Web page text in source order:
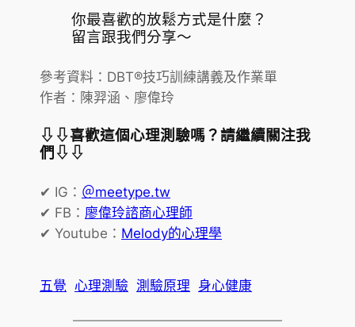
你最喜歡的放鬆方式是什麼？
留言跟我們分享～
參考資料：DBT®技巧訓練講義及作業單
作者：陳羿涵、廖偉玲
⇩⇩喜歡這個心理測驗嗎？請繼續關注我
們⇩⇩
✔ IG： ＠meetype.tw
✔ FB： 廖偉玲諮商心理師
✔ Youtube： Melody的心理學
五覺 心理測驗 測驗原理 身心健康